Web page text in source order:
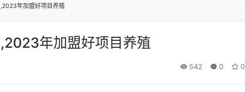
年加盟好项目养殖
年加盟好项目养殖
542 0 0